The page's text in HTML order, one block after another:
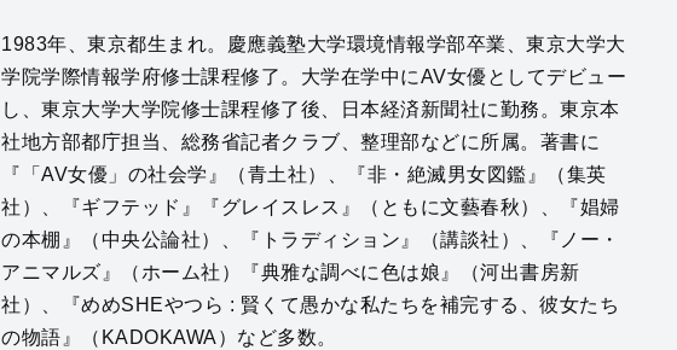
1983年、東京都生まれ。慶應義塾大学環境情報学部卒業、東京大学大
学院学際情報学府修士課程修了。大学在学中にAV女優としてデビュー
し、東京大学大学院修士課程修了後、日本経済新聞社に勤務。東京本
社地方部都庁担当、総務省記者クラブ、整理部などに所属。著書に
『「AV女優」の社会学』（青土社）、『非・絶滅男女図鑑』（集英
社）、『ギフテッド』『グレイスレス』（ともに文藝春秋）、『娼婦
の本棚』（中央公論社）、『トラディション』（講談社）、『ノー・
アニマルズ』（ホーム社）『典雅な調べに色は娘』（河出書房新
社）、『めめSHEやつら : 賢くて愚かな私たちを補完する、彼女たち
の物語』（KADOKAWA）など多数。